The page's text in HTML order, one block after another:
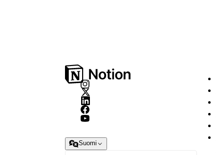
Suomi